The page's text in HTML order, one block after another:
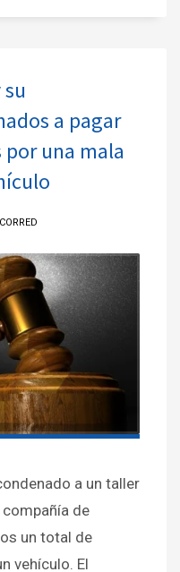
a pagar
por una mala
a un taller
de
un total de
vehículo. El